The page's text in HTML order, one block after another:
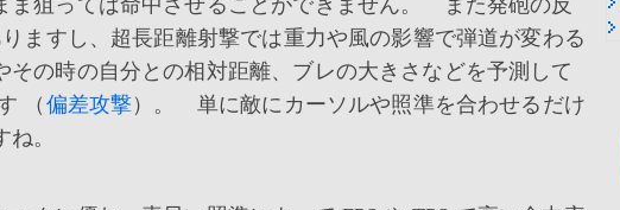
ますし、超長距離射撃では重力や風の影響で弾道が変わる
の時の自分との相対距離、ブレの大きさなどを予測して
（ 偏差攻撃）。 単に敵にカーソルや照準を合わせるだけ
。